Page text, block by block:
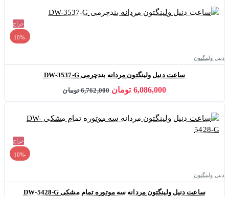
حراج
-10%
دنیل ولینگتون
ساعت دنیل ولینگتون مردانه بندچرمی DW-3537-G
6,086,000 تومان 6,762,000 تومان
حراج
-10%
دنیل ولینگتون
ساعت دنیل ولینگتون مردانه سه موتوره تمام مشکی DW-5428-G